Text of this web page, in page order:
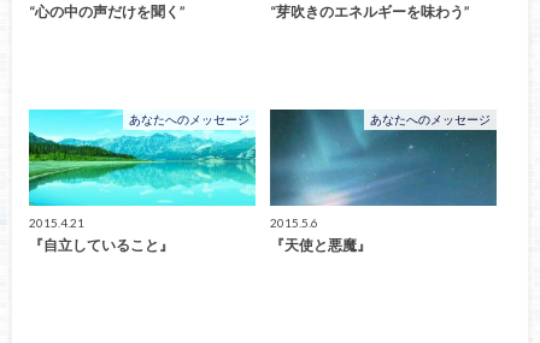
“心の中の声だけを聞く” “芽吹きのエネルギーを味わう”
あなたへのメッセージ
2015.4.21
『自立していること』
あなたへのメッセージ
2015.5.6
『天使と悪魔』